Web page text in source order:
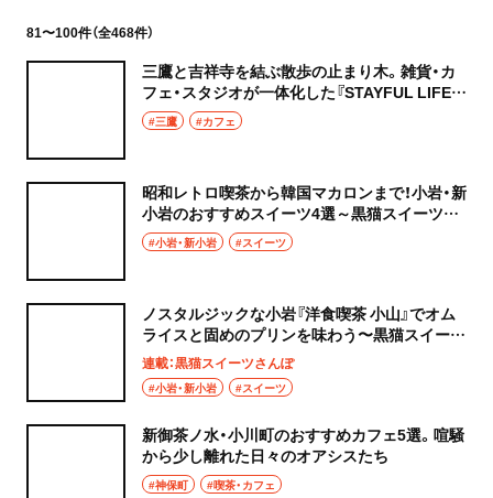
81〜100件（全468件）
三鷹と吉祥寺を結ぶ散歩の止まり木。雑貨・カ
フェ・スタジオが一体化した『STAYFUL LIFE
STORE』はスタイリッシュな縁台も楽しい
#三鷹 #カフェ
昭和レトロ喫茶から韓国マカロンまで！小岩・新
小岩のおすすめスイーツ4選～黒猫スイーツ散
歩 小岩・新小岩編まとめ～
#小岩・新小岩 #スイーツ
ノスタルジックな小岩『洋食喫茶 小山』でオム
ライスと固めのプリンを味わう〜黒猫スイーツ
散歩 小岩・新小岩編④〜
連載：黒猫スイーツさんぽ
#小岩・新小岩 #スイーツ
新御茶ノ水・小川町のおすすめカフェ5選。喧騒
から少し離れた日々のオアシスたち
#神保町 #喫茶・カフェ